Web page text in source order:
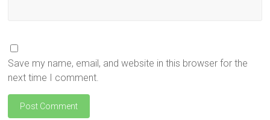
Save my name, email, and website in this browser for the
next time I comment.